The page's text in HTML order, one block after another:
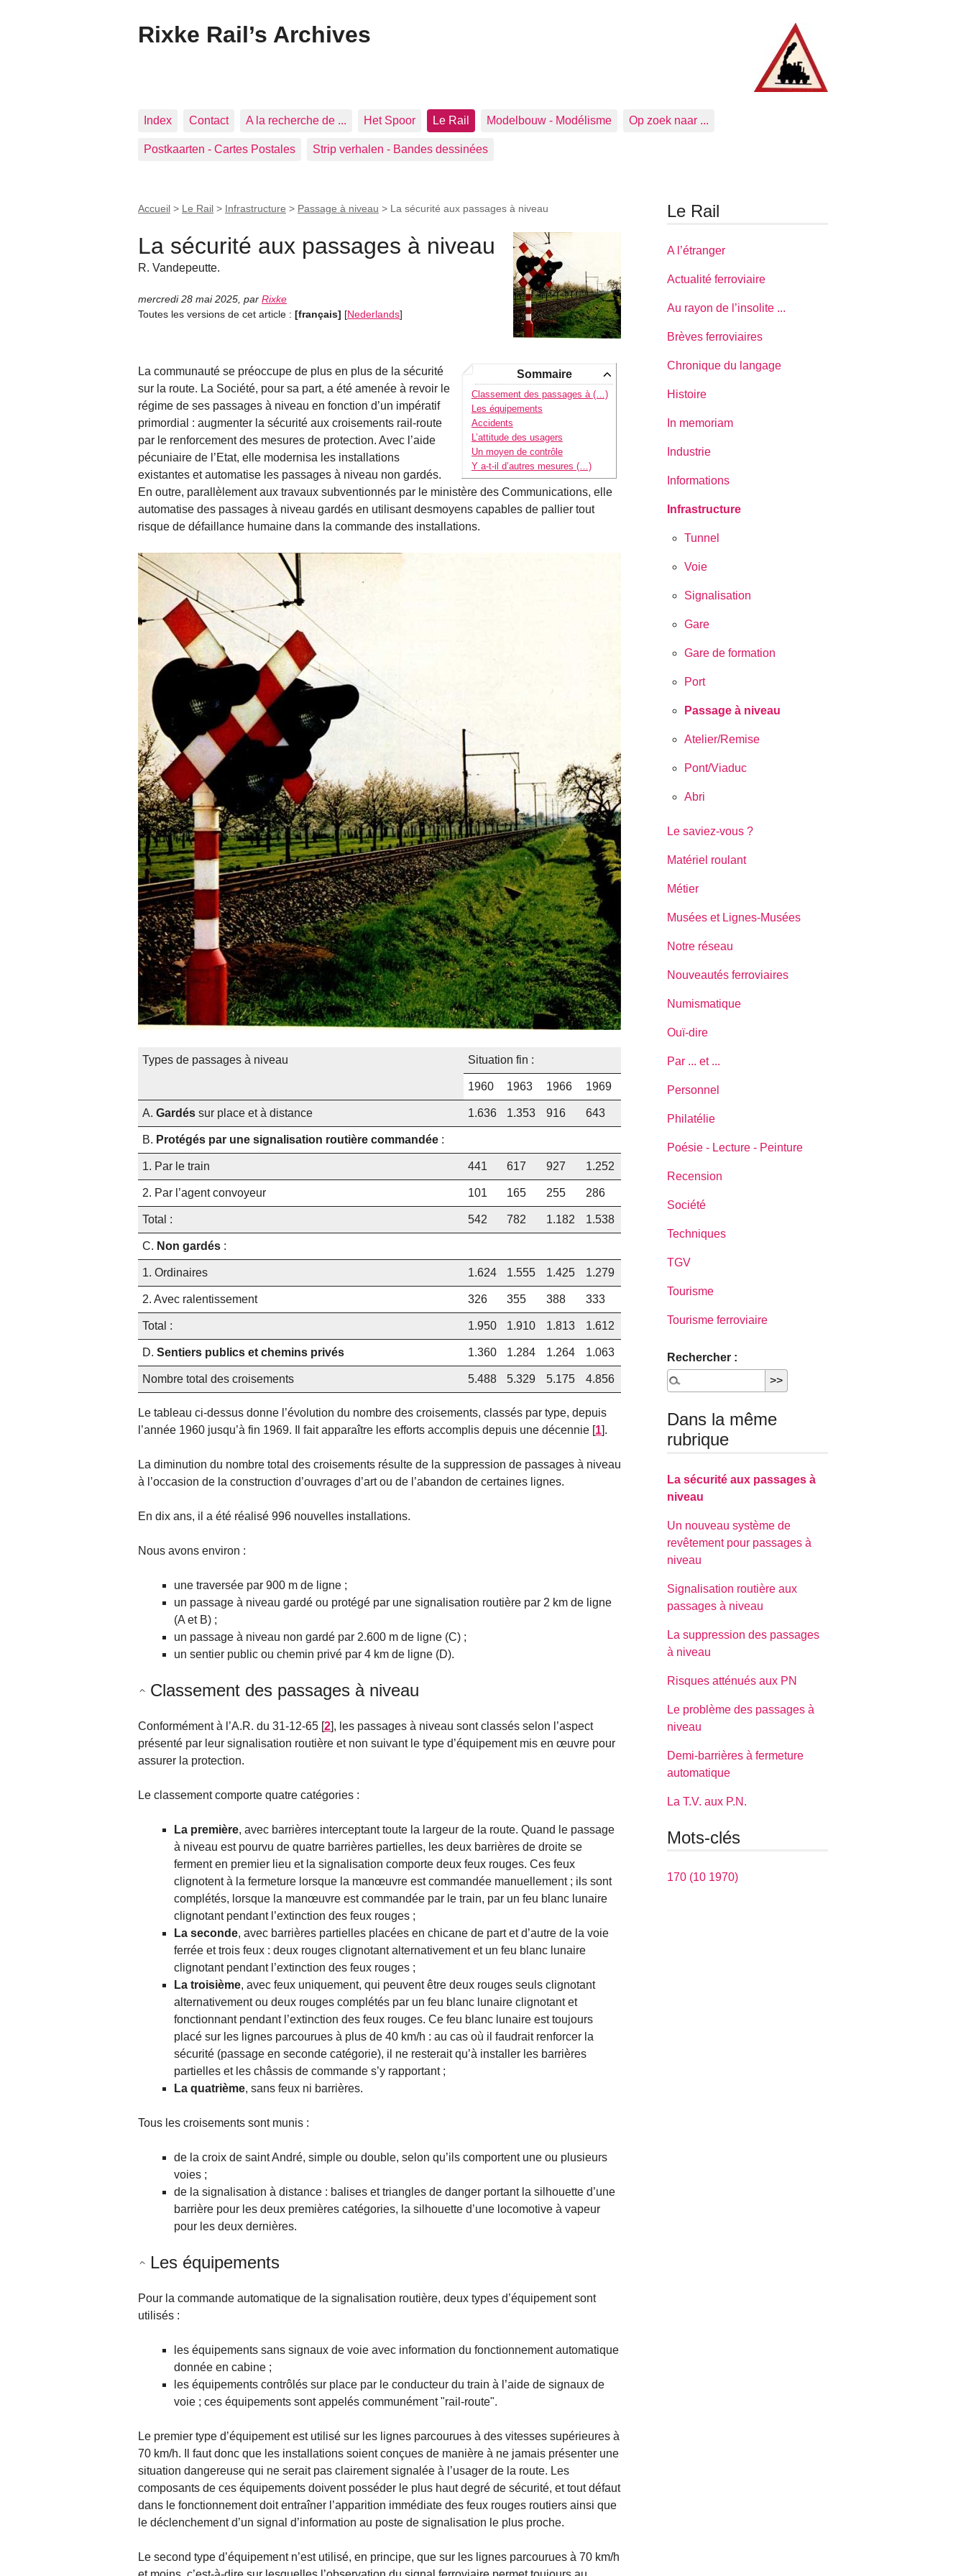
Rixke Rail’s Archives
Index Contact A la recherche de ... Het Spoor Le Rail Modelbouw - Modélisme Op zoek naar ...
Postkaarten - Cartes Postales Strip verhalen - Bandes dessinées
Accueil > Le Rail > Infrastructure > Passage à niveau > La sécurité aux passages à niveau
La sécurité aux passages à niveau
R. Vandepeutte.
mercredi 28 mai 2025 par Rixke
Toutes les versions de cet article : [français] [Nederlands]
Sommaire
Classement des passages à (…)
Les équipements
Accidents
L’attitude des usagers
Un moyen de contrôle
Y a-t-il d’autres mesures (…)
La communauté se préoccupe de plus en plus de la sécurité
sur la route. La Société, pour sa part, a été amenée à revoir le
régime de ses passages à niveau en fonction d’un impératif
primordial : augmenter la sécurité aux croisements rail-route
par le renforcement des mesures de protection. Avec l’aide
pécuniaire de l’Etat, elle modernisa les installations
existantes et automatise les passages à niveau non gardés.
En outre, parallèlement aux travaux subventionnés par le ministère des Communications, elle
automatise des passages à niveau gardés en utilisant desmoyens capables de pallier tout
risque de défaillance humaine dans la commande des installations.
Types de passages à niveau Situation fin :
1960 1963 1966 1969
A. Gardés sur place et à distance 1.636 1.353 916 643
B. Protégés par une signalisation routière commandée :
1. Par le train 441 617 927 1.252
2. Par l’agent convoyeur 101 165 255 286
Total : 542 782 1.182 1.538
C. Non gardés :
1. Ordinaires 1.624 1.555 1.425 1.279
2. Avec ralentissement 326 355 388 333
Total : 1.950 1.910 1.813 1.612
D. Sentiers publics et chemins privés 1.360 1.284 1.264 1.063
Nombre total des croisements 5.488 5.329 5.175 4.856
Le tableau ci-dessus donne l’évolution du nombre des croisements, classés par type, depuis
l’année 1960 jusqu’à fin 1969. Il fait apparaître les efforts accomplis depuis une décennie [1].
La diminution du nombre total des croisements résulte de la suppression de passages à niveau
à l’occasion de la construction d’ouvrages d’art ou de l’abandon de certaines lignes.
En dix ans, il a été réalisé 996 nouvelles installations.
Nous avons environ :
une traversée par 900 m de ligne ;
un passage à niveau gardé ou protégé par une signalisation routière par 2 km de ligne
(A et B) ;
un passage à niveau non gardé par 2.600 m de ligne (C) ;
un sentier public ou chemin privé par 4 km de ligne (D).
Classement des passages à niveau
Conformément à l’A.R. du 31-12-65 [2], les passages à niveau sont classés selon l’aspect
présenté par leur signalisation routière et non suivant le type d’équipement mis en œuvre pour
assurer la protection.
Le classement comporte quatre catégories :
La première, avec barrières interceptant toute la largeur de la route. Quand le passage
à niveau est pourvu de quatre barrières partielles, les deux barrières de droite se
ferment en premier lieu et la signalisation comporte deux feux rouges. Ces feux
clignotent à la fermeture lorsque la manœuvre est commandée manuellement ; ils sont
complétés, lorsque la manœuvre est commandée par le train, par un feu blanc lunaire
clignotant pendant l’extinction des feux rouges ;
La seconde, avec barrières partielles placées en chicane de part et d’autre de la voie
ferrée et trois feux : deux rouges clignotant alternativement et un feu blanc lunaire
clignotant pendant l’extinction des feux rouges ;
La troisième, avec feux uniquement, qui peuvent être deux rouges seuls clignotant
alternativement ou deux rouges complétés par un feu blanc lunaire clignotant et
fonctionnant pendant l’extinction des feux rouges. Ce feu blanc lunaire est toujours
placé sur les lignes parcourues à plus de 40 km/h : au cas où il faudrait renforcer la
sécurité (passage en seconde catégorie), il ne resterait qu’à installer les barrières
partielles et les châssis de commande s’y rapportant ;
La quatrième, sans feux ni barrières.
Tous les croisements sont munis :
de la croix de saint André, simple ou double, selon qu’ils comportent une ou plusieurs
voies ;
de la signalisation à distance : balises et triangles de danger portant la silhouette d’une
barrière pour les deux premières catégories, la silhouette d’une locomotive à vapeur
pour les deux dernières.
Les équipements
Pour la commande automatique de la signalisation routière, deux types d’équipement sont
utilisés :
les équipements sans signaux de voie avec information du fonctionnement automatique
donnée en cabine ;
les équipements contrôlés sur place par le conducteur du train à l’aide de signaux de
voie ; ces équipements sont appelés communément "rail-route".
Le premier type d’équipement est utilisé sur les lignes parcourues à des vitesses supérieures à
70 km/h. Il faut donc que les installations soient conçues de manière à ne jamais présenter une
situation dangereuse qui ne serait pas clairement signalée à l’usager de la route. Les
composants de ces équipements doivent posséder le plus haut degré de sécurité, et tout défaut
dans le fonctionnement doit entraîner l’apparition immédiate des feux rouges routiers ainsi que
le déclenchement d’un signal d’information au poste de signalisation le plus proche.
Le second type d’équipement n’est utilisé, en principe, que sur les lignes parcourues à 70 km/h
Le Rail
A l’étranger
Actualité ferroviaire
Au rayon de l’insolite ...
Brèves ferroviaires
Chronique du langage
Histoire
In memoriam
Industrie
Informations
Infrastructure
Tunnel
Voie
Signalisation
Gare
Gare de formation
Port
Passage à niveau
Atelier/Remise
Pont/Viaduc
Abri
Le saviez-vous ?
Matériel roulant
Métier
Musées et Lignes-Musées
Notre réseau
Nouveautés ferroviaires
Numismatique
Ouï-dire
Par ... et ...
Personnel
Philatélie
Poésie - Lecture - Peinture
Recension
Société
Techniques
TGV
Tourisme
Tourisme ferroviaire
Rechercher :
Dans la même
rubrique
La sécurité aux passages à
niveau
Un nouveau système de
revêtement pour passages à
niveau
Signalisation routière aux
passages à niveau
La suppression des passages
à niveau
Risques atténués aux PN
Le problème des passages à
niveau
Demi-barrières à fermeture
automatique
La T.V. aux P.N.
Mots-clés
170 (10 1970)